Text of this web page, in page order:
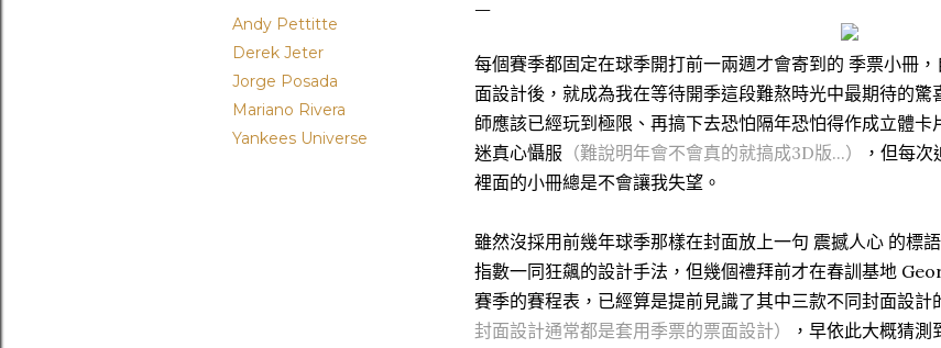
Andy Pettitte
Derek Jeter
Jorge Posada
Mariano Rivera
Yankees Universe
每個賽季都固定在球季開打前一兩週才會寄到的 季票小冊
面設計後，就成為我在等待開季這段難熬時光中最期待的
師應該已經玩到極限、再搞下去恐怕隔年恐怕得作成立體
迷真心懾服 （難說明年會不會真的就搞成3D版...）
，但每
裡面的小冊總是不會讓我失望。
雖然沒採用前幾年球季那樣在封面放上一句 震撼人心 的標
指數一同狂飆的設計手法，但幾個禮拜前才在春訓基地
賽季的賽程表，已經算是提前見識了其中三款不同封面設計
封面設計通常都是套用季票的票面設計）
，早依此大概猜